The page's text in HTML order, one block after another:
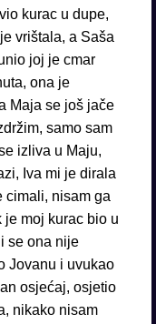
kurac u dupe,
vrištala, a Saša
joj je cmar
ona je
Maja se još jače
samo sam
izliva u Maju,
Iva mi je dirala
cimali, nisam ga
moj kurac bio u
se ona nije
Jovanu i uvukao
osjećaj, osjetio
nikako nisam